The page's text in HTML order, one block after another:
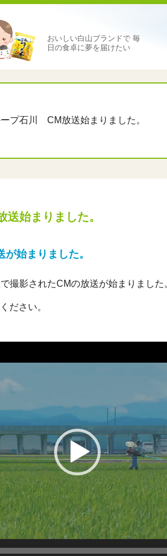
おいしい白山ブランドで 毎
日の食卓に夢を届けたい
プ石川 CM放送始まりました。
始まりました。
始まりました。
撮影されたCMの放送が始まりました
ださい。